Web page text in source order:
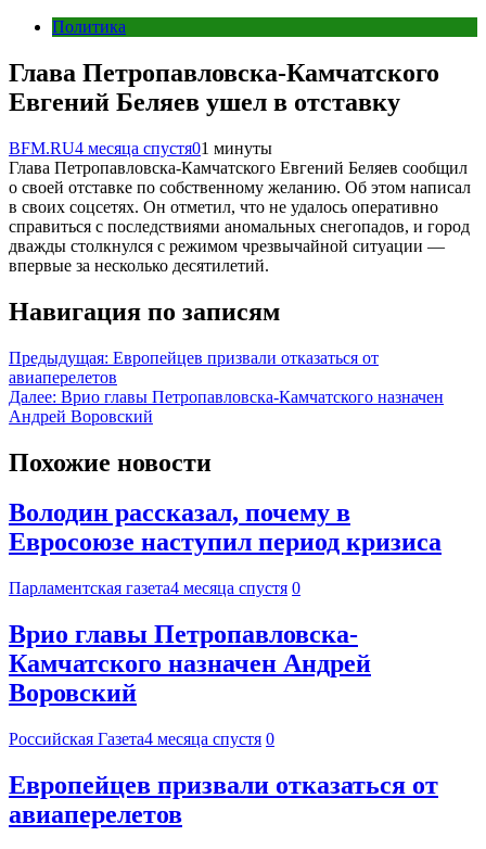
Политика
Глава Петропавловска-Камчатского
Евгений Беляев ушел в отставку
BFM.RU4 месяца спустя01 минуты
Глава Петропавловска-Камчатского Евгений Беляев сообщил
о своей отставке по собственному желанию. Об этом написал
в своих соцсетях. Он отметил, что не удалось оперативно
справиться с последствиями аномальных снегопадов, и город
дважды столкнулся с режимом чрезвычайной ситуации —
впервые за несколько десятилетий.
Навигация по записям
Предыдущая: Европейцев призвали отказаться от
авиаперелетов
Далее: Врио главы Петропавловска-Камчатского назначен
Андрей Воровский
Похожие новости
Володин рассказал, почему в
Евросоюзе наступил период кризиса
Парламентская газета4 месяца спустя 0
Врио главы Петропавловска-
Камчатского назначен Андрей
Воровский
Российская Газета4 месяца спустя 0
Европейцев призвали отказаться от
авиаперелетов